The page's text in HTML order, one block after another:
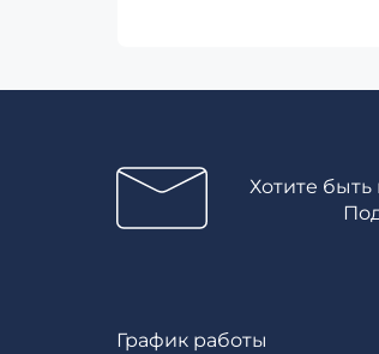
Хотите быть
График работы